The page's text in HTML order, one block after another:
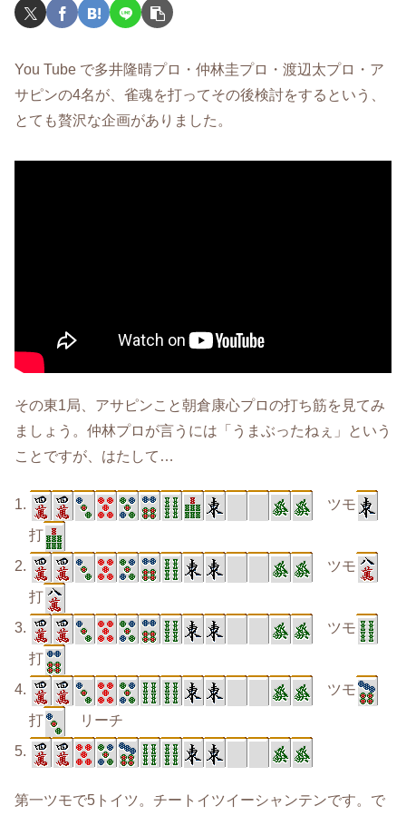
You Tube で多井隆晴プロ・仲林圭プロ・渡辺太プロ・ア
サピンの4名が、雀魂を打ってその後検討をするという、
とても贅沢な企画がありました。
その東1局、アサピンこと朝倉康心プロの打ち筋を見てみ
ましょう。仲林プロが言うには「うまぶったねぇ」という
ことですが、はたして…
1.
ツモ
打
2.
ツモ
打
3.
ツモ
打
4.
ツモ
打
リーチ
5.
第一ツモで5トイツ。チートイツイーシャンテンです。で